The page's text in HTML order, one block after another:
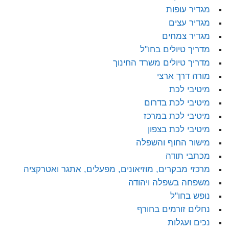
מגדיר עופות
מגדיר עצים
מגדיר צמחים
מדריך טיולים בחו"ל
מדריך טיולים משרד החינוך
מורה דרך ארצי
מיטיבי לכת
מיטיבי לכת בדרום
מיטיבי לכת במרכז
מיטיבי לכת בצפון
מישור החוף והשפלה
מכתבי תודה
מרכזי מבקרים, מוזיאונים, מפעלים, אתגר ואטרקציה
משפחה בשפלה ויהודה
נופש בחו"ל
נחלים זורמים בחורף
נכים ועגלות